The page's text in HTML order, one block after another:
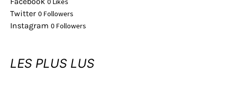
Twitter 0 Followers
Instagram 0 Followers
LES PLUS LUS